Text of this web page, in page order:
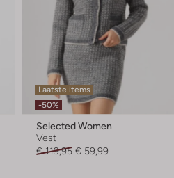
Laatste items
-50%
Selected Women
Vest
€ 119,95 € 59,99